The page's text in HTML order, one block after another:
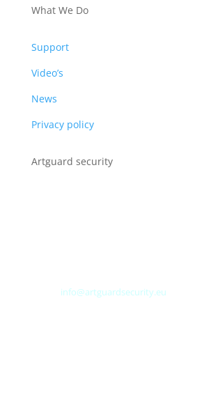
What We Do
Support
Video’s
News
Privacy policy
Artguard security
info@artguardsecurity.eu